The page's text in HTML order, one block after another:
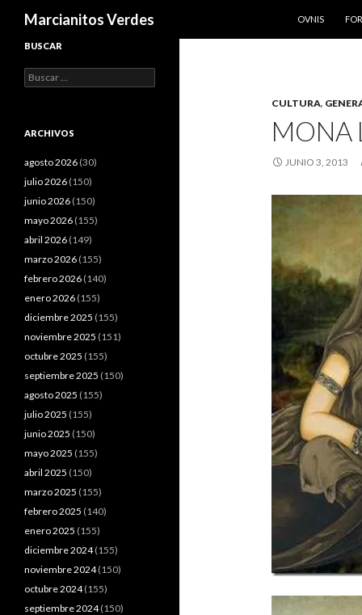
Marcianitos Verdes
OVNIS
CULTURA,
MONA
JUNIO 3, 2013
BUSCAR
Buscar:
ARCHIVOS
agosto 2026 (30)
julio 2026 (150)
junio 2026 (150)
mayo 2026 (155)
abril 2026 (149)
marzo 2026 (155)
febrero 2026 (140)
enero 2026 (155)
diciembre 2025 (155)
noviembre 2025 (151)
octubre 2025 (155)
septiembre 2025 (150)
agosto 2025 (155)
julio 2025 (155)
junio 2025 (150)
mayo 2025 (155)
abril 2025 (150)
marzo 2025 (155)
febrero 2025 (140)
enero 2025 (155)
diciembre 2024(155)
noviembre 2024(150)
octubre 2024(155)
septiembre 2024(150)